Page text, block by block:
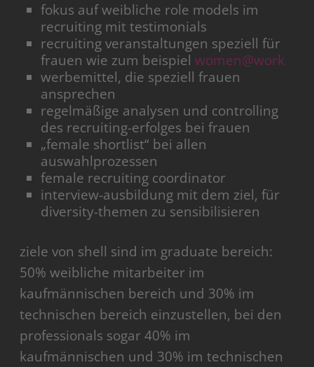
fokus auf weibliche role models im
recruiting mit testimonials
recruiting veranstaltungen speziell für
frauen wie zum beispielwomen@work
werbemittel, die speziell frauen
ansprechen
regelmäßige analysen und controlling
des recruiting-erfolges bei frauen
„female shortlist“ bei allen
auswahlprozessen
female recruiting coordinator
interview-ausbildung mit dem ziel, für
diversity-themen zu sensibilisieren
ziele von shell sind im graduate bereich:
50% weibliche mitarbeiter im
kaufmännischen bereich und 30% im
technischen bereich einzustellen, bei den
professionals sogar 40% im
kaufmännischen und 30% im technischen